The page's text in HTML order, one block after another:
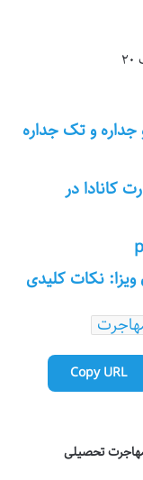
جداره و تک جداره
کانادا در
نکات کلیدی
Copy URL
تحصیلی